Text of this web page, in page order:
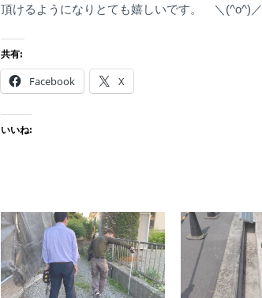
頂けるようになりとても嬉しいです。 ＼(^o^)／
共有:
Facebook X
いいね: